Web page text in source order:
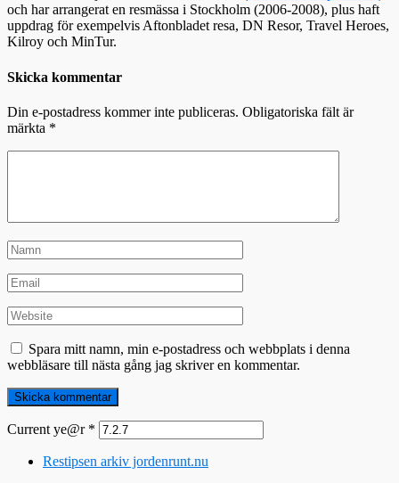
och har arrangerat en resmässa i Stockholm (2006-2008), plus haft
uppdrag för exempelvis Aftonbladet resa, DN Resor, Travel Heroes,
Kilroy och MinTur.
Skicka kommentar
Din e-postadress kommer inte publiceras. Obligatoriska fält är
märkta *
Spara mitt namn, min e-postadress och webbplats i denna
webbläsare till nästa gång jag skriver en kommentar.
Current ye@r *
Restipsen arkiv jordenrunt.nu